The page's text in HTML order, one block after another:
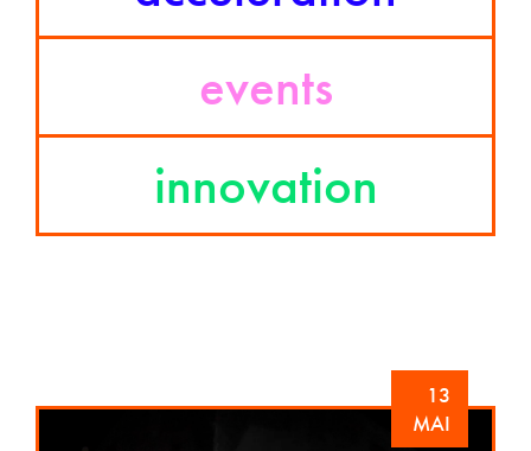
events
innovation
13
MAI